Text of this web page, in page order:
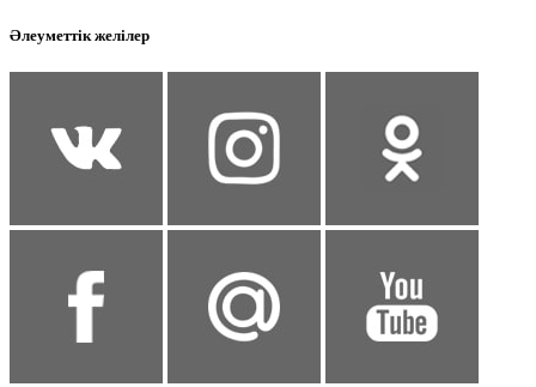
Әлеуметтік желілер